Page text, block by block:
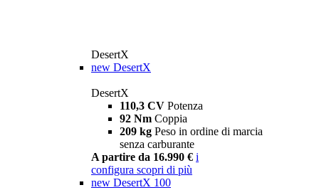
DesertX
new DesertX
DesertX
110,3 CV Potenza
92 Nm Coppia
209 kg Peso in ordine di marcia
senza carburante
A partire da 16.990 € i
configura scopri di più
new DesertX 100